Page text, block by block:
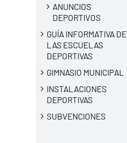
ANUNCIOS
DEPORTIVOS
GUÍA INFORMATIVA DE
LAS ESCUELAS
DEPORTIVAS
GIMNASIO MUNICIPAL
INSTALACIONES
DEPORTIVAS
SUBVENCIONES